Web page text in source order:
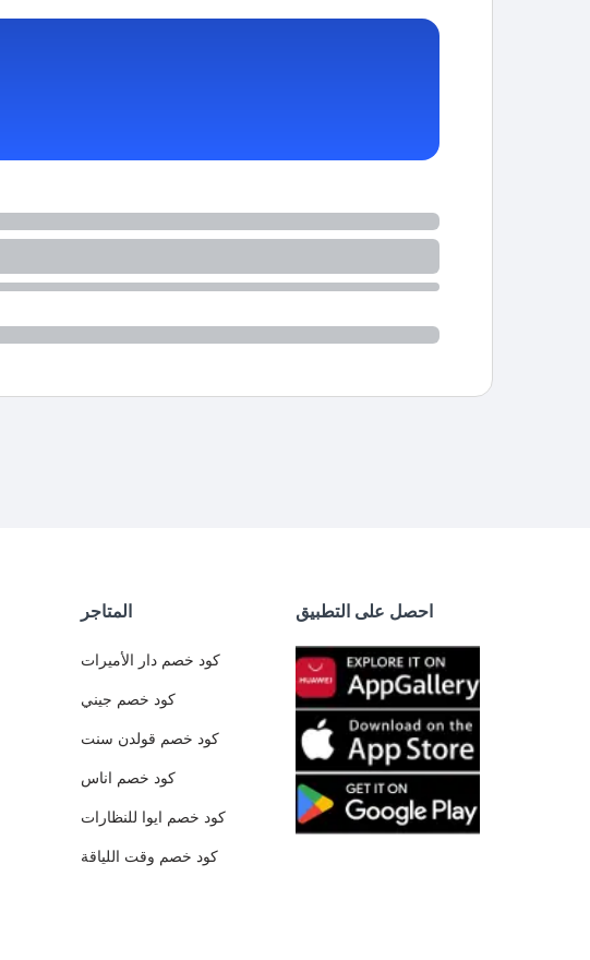
المتاجر
كود خصم دار الأميرات
كود خصم جيني
كود خصم قولدن سنت
كود خصم اناس
كود خصم ايوا للنظارات
كود خصم وقت اللياقة
احصل على التطبيق